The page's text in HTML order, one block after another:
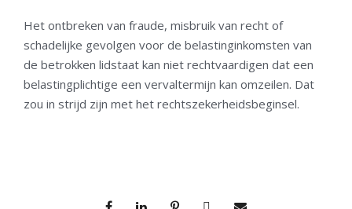
Het ontbreken van fraude, misbruik van recht of
schadelijke gevolgen voor de belastinginkomsten van
de betrokken lidstaat kan niet rechtvaardigen dat een
belastingplichtige een vervaltermijn kan omzeilen. Dat
zou in strijd zijn met het rechtszekerheidsbeginsel.